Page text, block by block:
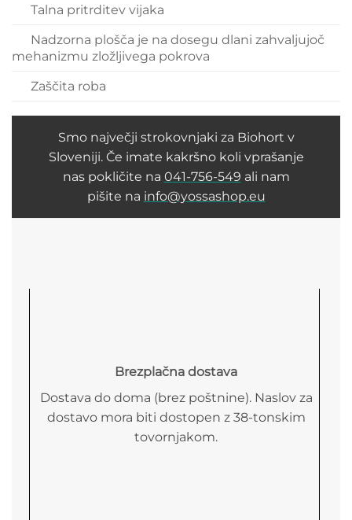
Talna pritrditev vijaka
Nadzorna plošča je na dosegu dlani zahvaljujoč
mehanizmu zložljivega pokrova
Zaščita roba
Smo največji strokovnjaki za Biohort v
Sloveniji. Če imate kakršno koli vprašanje
nas pokličite na 041-756-549 ali nam
pišite na info@yossashop.eu
Brezplačna dostava
Dostava do doma (brez poštnine). Naslov za
dostavo mora biti dostopen z 38-tonskim
tovornjakom.